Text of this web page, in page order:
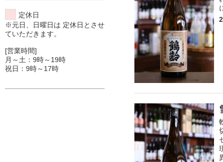
定休日
※元日、日曜日は 定休日とさせ
ていただきます。
[営業時間]
月～土：9時～19時
祝日：9時～17時